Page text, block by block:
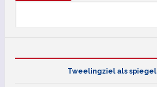
Tweelingziel als spiegel